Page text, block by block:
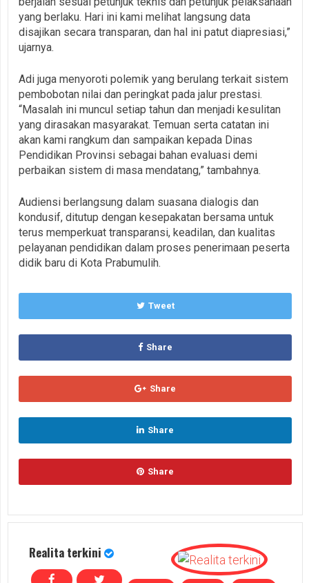
yang berlaku. Hari ini kami melihat langsung data
disajikan secara transparan, dan hal ini patut diapresiasi,”
ujarnya.
Adi juga menyoroti polemik yang berulang terkait sistem
pembobotan nilai dan peringkat pada jalur prestasi.
“Masalah ini muncul setiap tahun dan menjadi kesulitan
yang dirasakan masyarakat. Temuan serta catatan ini
akan kami rangkum dan sampaikan kepada Dinas
Pendidikan Provinsi sebagai bahan evaluasi demi
perbaikan sistem di masa mendatang,” tambahnya.
Audiensi berlangsung dalam suasana dialogis dan
kondusif, ditutup dengan kesepakatan bersama untuk
terus memperkuat transparansi, keadilan, dan kualitas
pelayanan pendidikan dalam proses penerimaan peserta
didik baru di Kota Prabumulih.
Tweet
Share
Share
Share
Share
Realita terkini